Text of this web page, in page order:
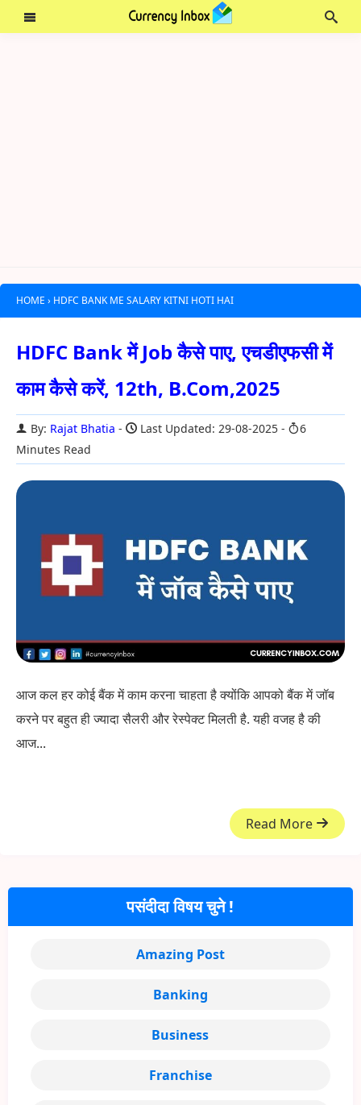
HOME › HDFC BANK ME SALARY KITNI HOTI HAI
HDFC Bank में Job कैसे पाए, एचडीएफसी में
काम कैसे करें, 12th, B.Com,2025
By: Rajat Bhatia Last Updated: 29-08-2025
6
Minutes Read
आज कल हर कोई बैंक में काम करना चाहता है क्योंकि आपको बैंक में जॉब
करने पर बहुत ही ज्यादा सैलरी और रेस्पेक्ट मिलती है. यही वजह है की
आज...
Read More
पसंदीदा विषय चुने !
Amazing Post
Banking
Business
Franchise